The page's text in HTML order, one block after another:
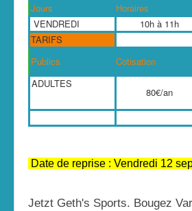
Jours
Horaires
VENDREDI
10h à 11h
TARIFS
Publics
Cotisation
ADULTES
80€/an
Date de reprise : Vendredi 12
Jetzt Geth's Sports. Bougez